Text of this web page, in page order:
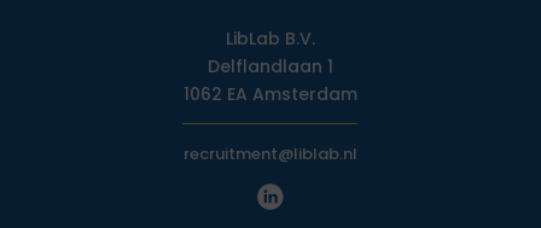
LibLab B.V.
Delflandlaan 1
1062 EA Amsterdam
recruitment@liblab.nl